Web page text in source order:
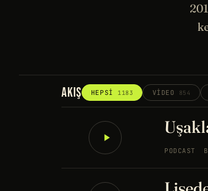
AKIŞ HEPSI 1183 VIDEO 854
PODCAST